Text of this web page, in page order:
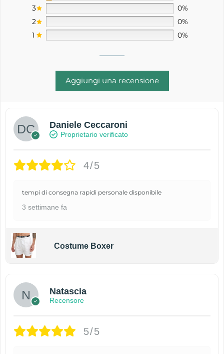
3
0%
2
0%
1
0%
Aggiungi una recensione
Daniele Ceccaroni
Proprietario verificato
4/5
tempi di consegna rapidi personale disponibile
3 settimane fa
Costume Boxer
Natascia
Recensore
5/5